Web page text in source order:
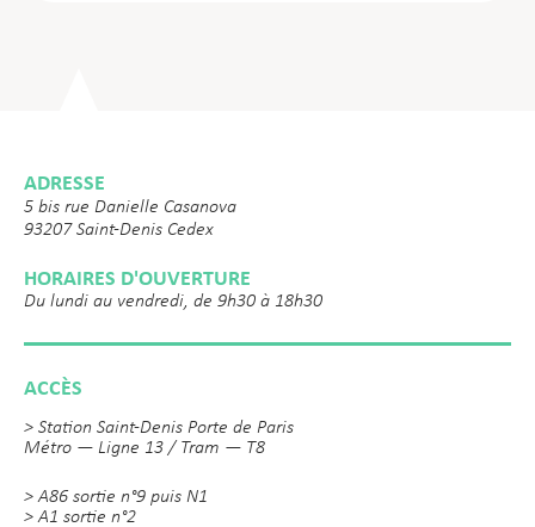
ADRESSE
5 bis rue Danielle Casanova
93207 Saint-Denis Cedex
HORAIRES D'OUVERTURE
Du lundi au vendredi, de 9h30 à 18h30
ACCÈS
> Station Saint-Denis Porte de Paris
Métro — Ligne 13 / Tram — T8
> A86 sortie n°9 puis N1
> A1 sortie n°2